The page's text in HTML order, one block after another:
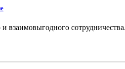
взаимовыгодного сотрудничества.